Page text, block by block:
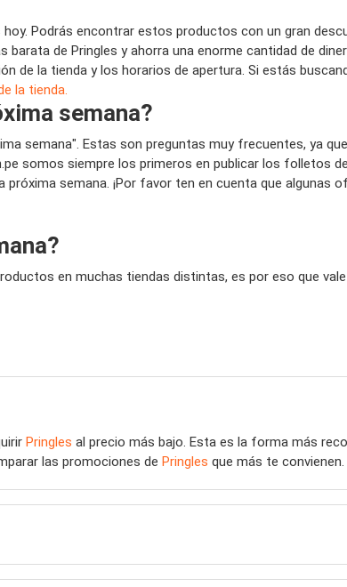
Podrás encontrar estos productos con un gran
de Pringles y ahorra una enorme cantidad de
de la tienda y los horarios de apertura. Si estás
la tienda.
semana?
semana". Estas son preguntas muy frecuentes, ya
somos siempre los primeros en publicar los folletos
semana. ¡Por favor ten en cuenta que algunas
en muchas tiendas distintas, es por eso que
Pringles al precio más bajo. Esta es la forma más
las promociones de Pringles que más te convienen.